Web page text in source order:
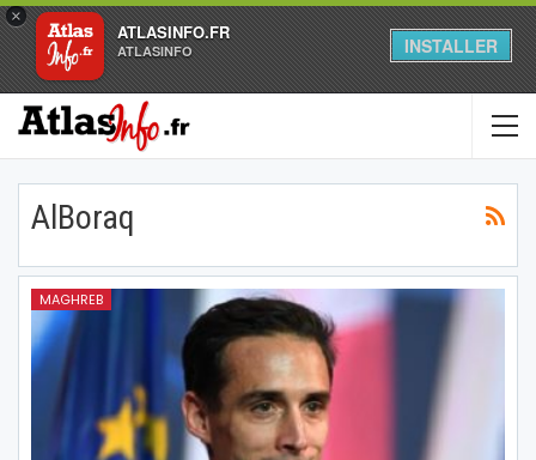
×
ATLASINFO.FR
ATLASINFO INSTALLER
AlBoraq
MAGHREB